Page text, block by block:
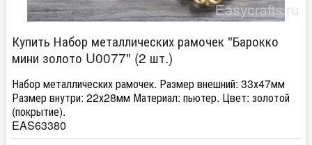
Купить Набор металлических рамочек "Барокко
мини золото U0077" (2 шт.)
Набор металлических рамочек. Размер внешний: 33х47мм
Размер внутри: 22х28мм Материал: пьютер. Цвет: золотой
(покрытие).
EAS63380